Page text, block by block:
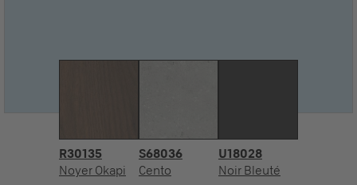
R30135
Noyer Okapi
S68036
Cento
U18028
Noir Bleuté